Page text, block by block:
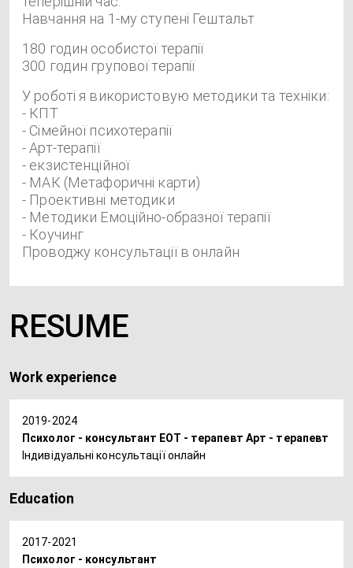
Навчання на 1-му ступені Гештальт
180 годин особистої терапії
300 годин групової терапії
У роботі я використовую методики та техніки:
- КПТ
- Сімейної психотерапії
- Арт-терапії
- екзистенційної
- МАК (Метафоричні карти)
- Проективні методики
- Методики Емоційно-образної терапії
- Коучинг
Проводжу консультації в онлайн
RESUME
Work experience
2019-2024
Психолог - консультант ЕОТ - терапевт Арт - терапевт
Індивідуальні консультації онлайн
Education
2017-2021
Психолог - консультант